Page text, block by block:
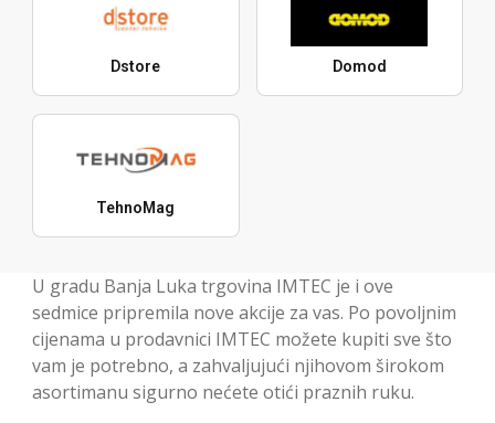
Dstore Domod
TehnoMag
U gradu Banja Luka trgovina IMTEC je i ove
sedmice pripremila nove akcije za vas. Po povoljnim
cijenama u prodavnici IMTEC možete kupiti sve što
vam je potrebno, a zahvaljujući njihovom širokom
asortimanu sigurno nećete otići praznih ruku.